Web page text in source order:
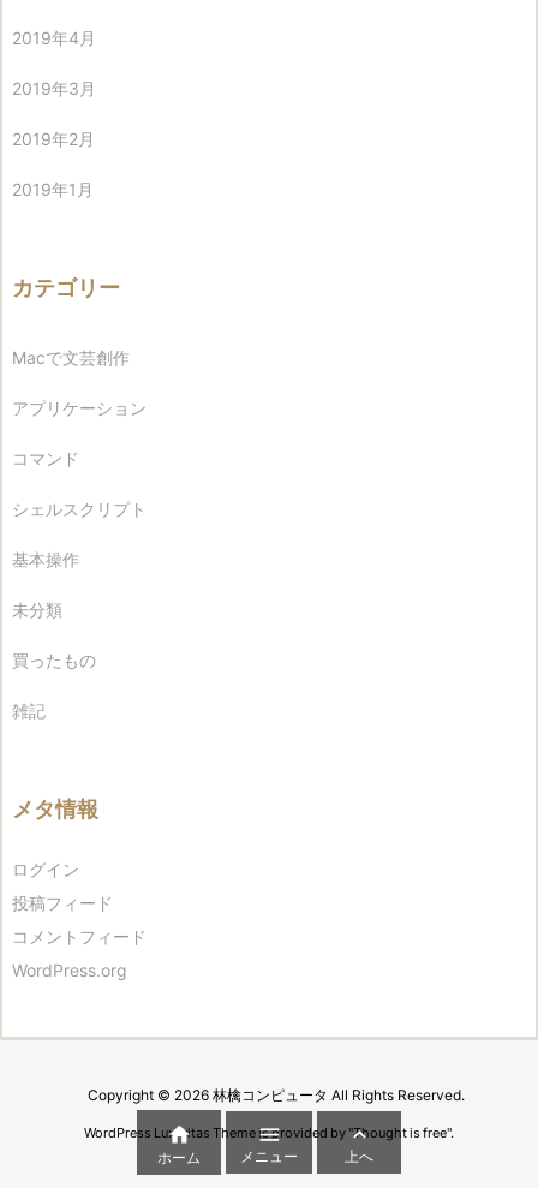
2019年4月
2019年3月
2019年2月
2019年1月
カテゴリー
Macで文芸創作
アプリケーション
コマンド
シェルスクリプト
基本操作
未分類
買ったもの
雑記
メタ情報
ログイン
投稿フィード
コメントフィード
WordPress.org
Copyright © 2026 林檎コンピュータ All Rights Reserved.
WordPress Luxeritas Theme is provided by "Thought is free".

ホーム

メニュー

上へ